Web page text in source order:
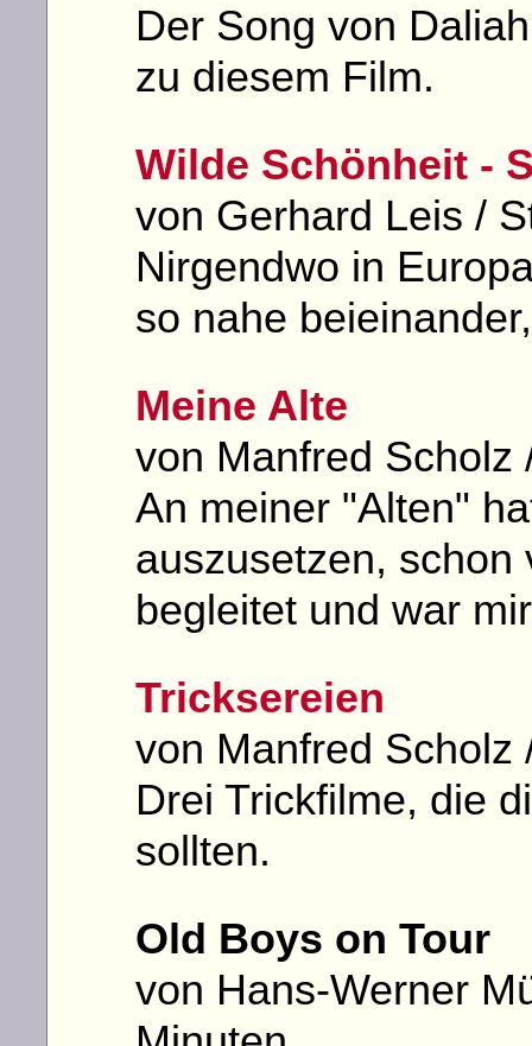
Der Song von
zu diesem Film.
Wilde Schönheit -
von Gerhard Leis /
Nirgendwo in
so nahe
Meine Alte
von Manfred
An meiner "Alten"
auszusetzen, schon
begleitet und war
Tricksereien
von Manfred
Drei Trickfilme, die
sollten.
Old Boys on Tour
von Hans-Werner